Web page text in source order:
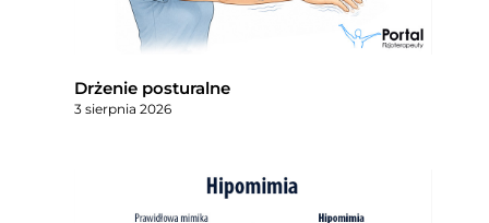
Drżenie posturalne
3 sierpnia 2026